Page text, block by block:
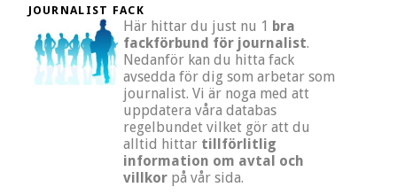
JOURNALIST FACK
Här hittar du just nu 1 bra
fackförbund för journalist.
Nedanför kan du hitta fack
avsedda för dig som arbetar som
journalist. Vi är noga med att
uppdatera våra databas
regelbundet vilket gör att du
alltid hittar tillförlitlig
information om avtal och
villkor på vår sida.